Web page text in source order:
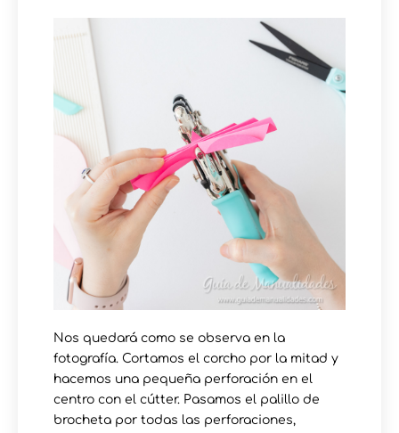
Nos quedará como se observa en la
fotografía. Cortamos el corcho por la mitad y
hacemos una pequeña perforación en el
centro con el cútter. Pasamos el palillo de
brocheta por todas las perforaciones,